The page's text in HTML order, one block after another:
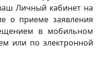
Личный кабинет на
о приеме заявления
в мобильном
или по электронной